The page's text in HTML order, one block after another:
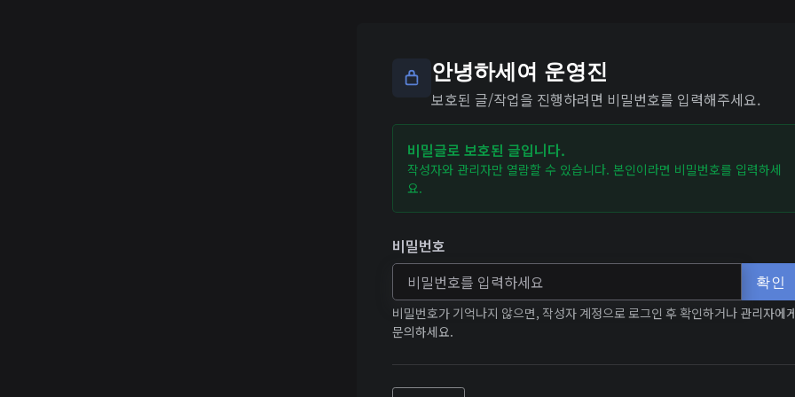
안녕하세여 운영진
보호된 글/작업을 진행하려면 비밀번호를 입력해주세요.
비밀글로 보호된 글입니다.
작성자와 관리자만 열람할 수 있습니다. 본인이라면 비밀번호를 입력하세
요.
비밀번호
확인
비밀번호가 기억나지 않으면, 작성자 계정으로 로그인 후 확인하거나 관리자에
문의하세요.